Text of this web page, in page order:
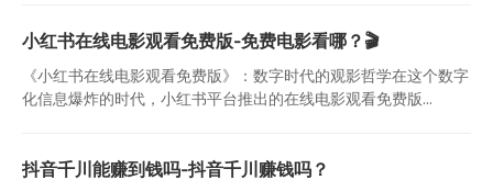
小红书在线电影观看免费版-免费电影看哪？🎬
《小红书在线电影观看免费版》：数字时代的观影哲学在这个数字
化信息爆炸的时代，小红书平台推出的在线电影观看免费版...
抖音千川能赚到钱吗-抖音千川赚钱吗？